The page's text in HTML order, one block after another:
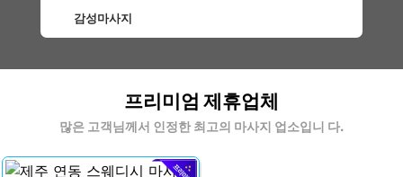
감성마사지
프리미엄 제휴업체
많은 고객님께서 인정한 최고의 마사지 업소입니 다.